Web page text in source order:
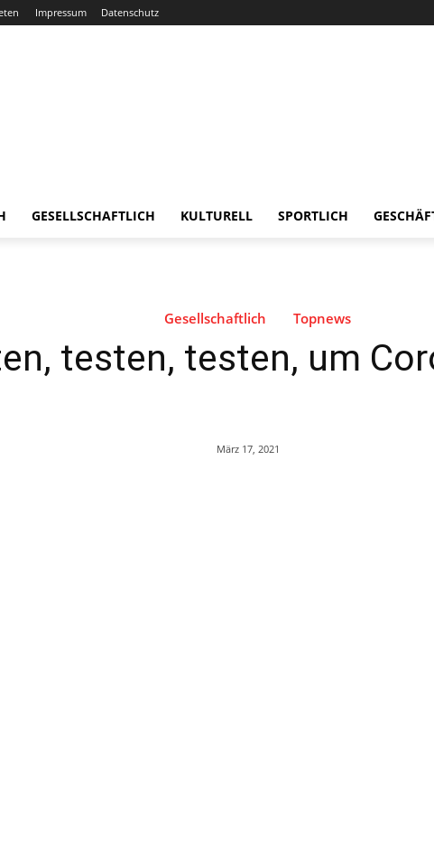
Impressum Datenschutz
GESELLSCHAFTLICH KULTURELL SPORTLICH
Gesellschaftlich Topnews
testen, testen, um
März 17, 2021